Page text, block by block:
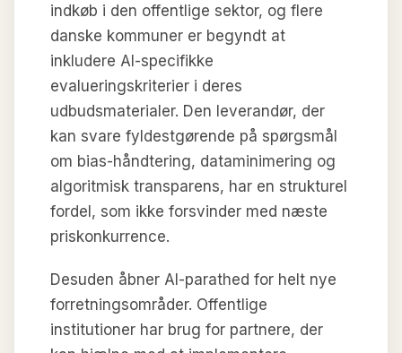
indkøb i den offentlige sektor, og flere
danske kommuner er begyndt at
inkludere AI-specifikke
evalueringskriterier i deres
udbudsmaterialer. Den leverandør, der
kan svare fyldestgørende på spørgsmål
om bias-håndtering, dataminimering og
algoritmisk transparens, har en strukturel
fordel, som ikke forsvinder med næste
priskonkurrence.
Desuden åbner AI-parathed for helt nye
forretningsområder. Offentlige
institutioner har brug for partnere, der